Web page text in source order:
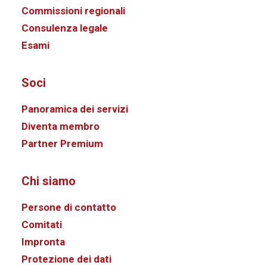
Commissioni regionali
Consulenza legale
Esami
Soci
Panoramica dei servizi
Diventa membro
Partner Premium
Chi siamo
Persone di contatto
Comitati
Impronta
Protezione dei dati